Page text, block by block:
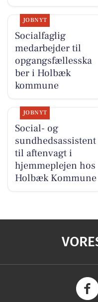
JOBNYT
Socialfaglig
medarbejder til
opgangsfællesska
ber i Holbæk
kommune
JOBNYT
Social- og
sundhedsassistent
til aftenvagt i
hjemmeplejen hos
Holbæk Kommune